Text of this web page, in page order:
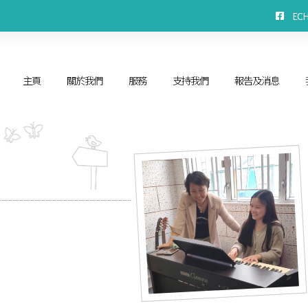
主頁 關於我們 服務 支持我們 報告及消息